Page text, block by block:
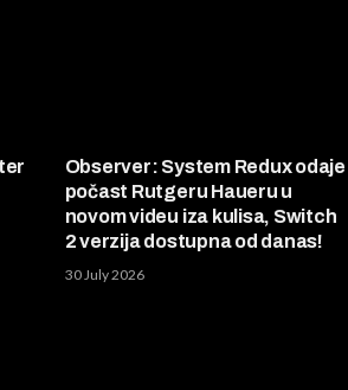
Observer: System Redux odaje
počast Rutgeru Haueru u
novom videu iza kulisa, Switch
2 verzija dostupna od danas!
30 July 2026